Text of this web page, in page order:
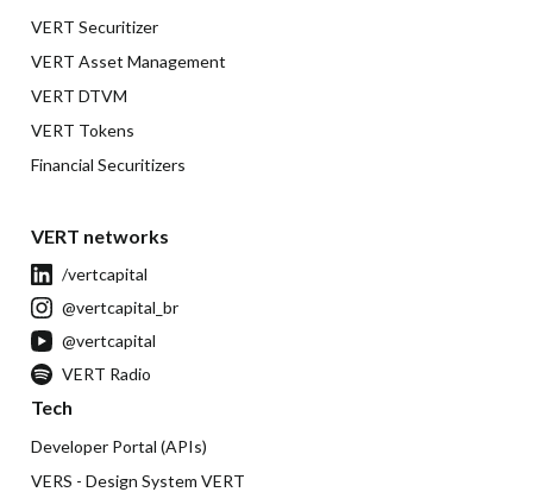
VERT Securitizer
VERT Asset Management
VERT DTVM
VERT Tokens
Financial Securitizers
VERT networks
/vertcapital
@vertcapital_br
@vertcapital
VERT Radio
Tech
Developer Portal (APIs)
VERS - Design System VERT